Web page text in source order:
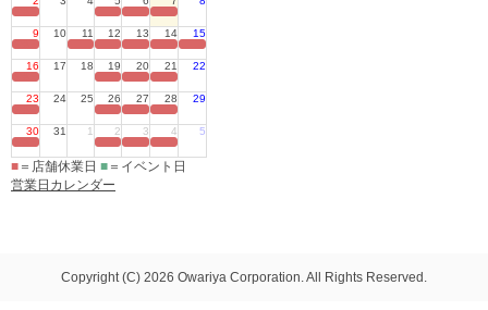
9 10 11 12 13 14 15
16 17 18 19 20 21 22
23 24 25 26 27 28 29
30 31 1 2 3 4 5
■ ＝店舗休業日 ■ ＝イベント日
営業日カレンダー
Copyright (C) 2026 Owariya Corporation. All Rights Reserved.